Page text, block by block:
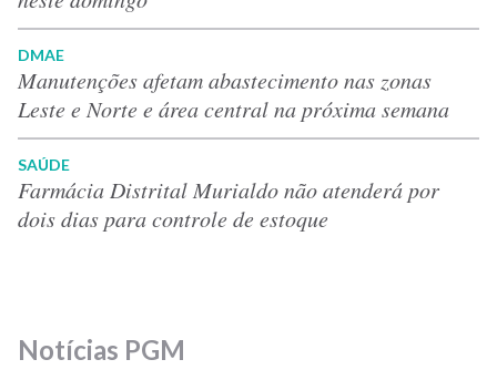
DMAE
Manutenções afetam abastecimento nas zonas
Leste e Norte e área central na próxima semana
SAÚDE
Farmácia Distrital Murialdo não atenderá por
dois dias para controle de estoque
Notícias PGM